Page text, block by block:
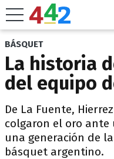
BÁSQUET
La historia
del equipo
De La Fuente,
colgaron el oro
una generación de
básquet argentino.